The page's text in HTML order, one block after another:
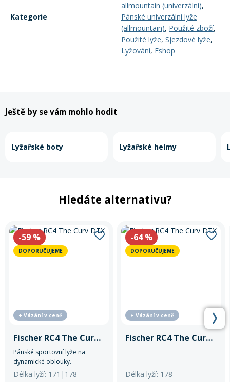
Kategorie
allmountain (univerzální),
Pánské univerzální lyže
(allmountain), Použité zboží,
Použité lyže, Sjezdové lyže,
Lyžování, Eshop
Ještě by se vám mohlo hodit
Lyžařské boty Lyžařské helmy
Hledáte alternativu?
-59 %
DOPORUČUJEME
+ Vázání v ceně
Fischer RC4 The Curv DTX
Pánské sportovní lyže na
dynamické oblouky.
Délka lyží: 171|178
-64%
DOPORUČUJEME
+ Vázání v ceně
Fischer RC4 The Curv DTX
Délka lyží: 178